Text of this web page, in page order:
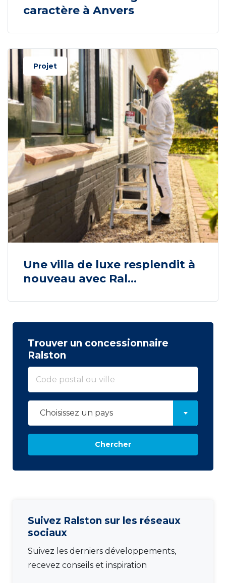
caractère à Anvers
Projet
Une villa de luxe resplendit à
nouveau avec Ral...
Trouver un concessionnaire
Ralston
Choisissez un pays
Chercher
Suivez Ralston sur les réseaux
sociaux
Suivez les derniers développements,
recevez conseils et inspiration